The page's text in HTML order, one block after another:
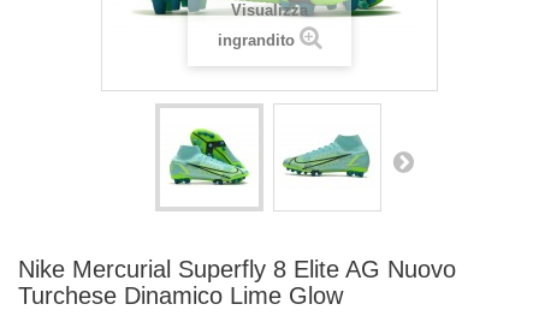
Visualizza
ingrandito
Nike Mercurial Superfly 8 Elite AG Nuovo
Turchese Dinamico Lime Glow